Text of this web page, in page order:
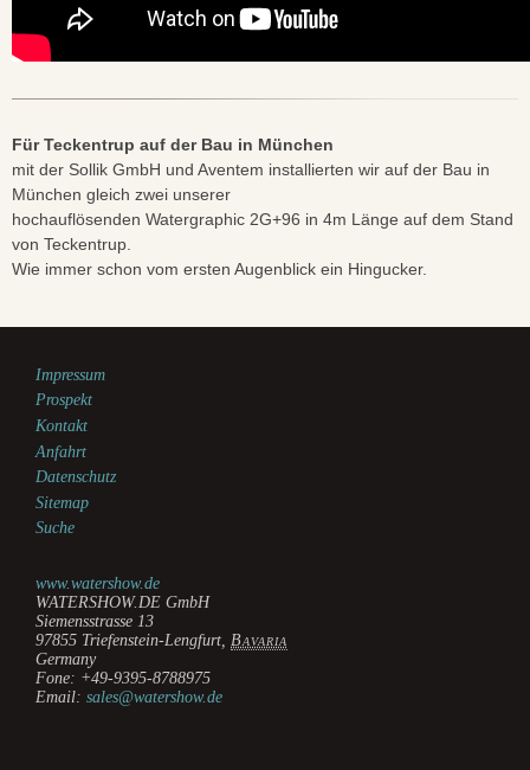
Für Teckentrup auf der Bau in München
mit der Sollik GmbH und Aventem installierten wir auf der Bau in
München gleich zwei unserer
hochauflösenden Watergraphic 2G+96 in 4m Länge auf dem Stand
von Teckentrup.
Wie immer schon vom ersten Augenblick ein Hingucker.
Impressum
Prospekt
Kontakt
Anfahrt
Datenschutz
Sitemap
Suche
www.watershow.de
WATERSHOW.DE GmbH
Siemensstrasse 13
97855 Triefenstein-Lengfurt, Bavaria
Germany
Fone: +49-9395-8788975
Email: sales@watershow.de